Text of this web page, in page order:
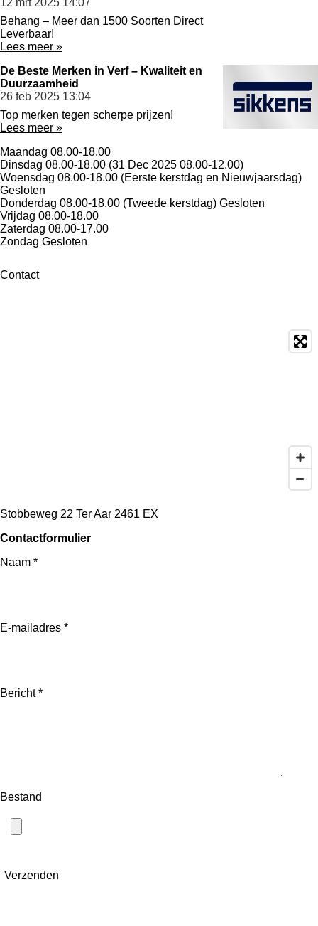
12 mrt 2025 14:07
Behang – Meer dan 1500 Soorten Direct
Leverbaar!
Lees meer »
De Beste Merken in Verf – Kwaliteit en
Duurzaamheid
26 feb 2025 13:04
Top merken tegen scherpe prijzen!
Lees meer »
Maandag 08.00-18.00
Dinsdag 08.00-18.00 (31 Dec 2025 08.00-12.00)
Woensdag 08.00-18.00 (Eerste kerstdag en Nieuwjaarsdag)
Gesloten
Donderdag 08.00-18.00 (Tweede kerstdag) Gesloten
Vrijdag 08.00-18.00
Zaterdag 08.00-17.00
Zondag Gesloten
Contact
Stobbeweg 22 Ter Aar 2461 EX
Contactformulier
Naam *
E-mailadres *
Bericht *
Bestand
Verzenden